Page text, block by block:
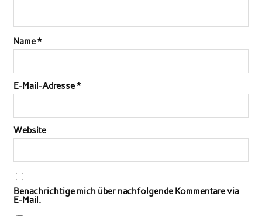
Name*
E-Mail-Adresse*
Website
Benachrichtige mich über nachfolgende Kommentare via
E-Mail.